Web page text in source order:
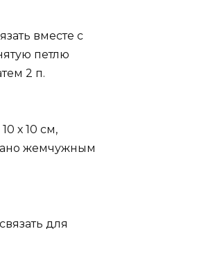
вместе с
петлю
2 п.
х 10 см,
жемчужным
для